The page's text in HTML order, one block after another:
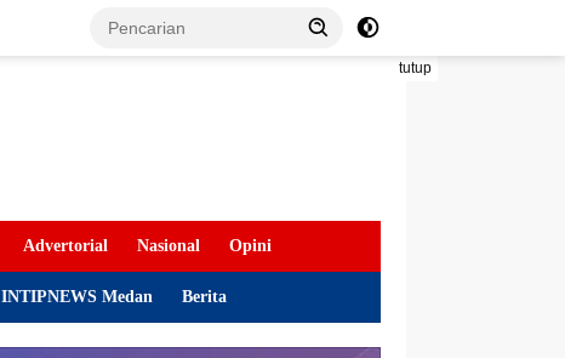
tutup
Advertorial Nasional Opini
INTIPNEWS Medan Berita